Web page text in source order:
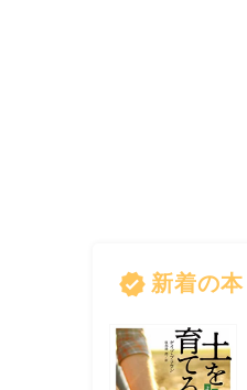
verified 新着の本